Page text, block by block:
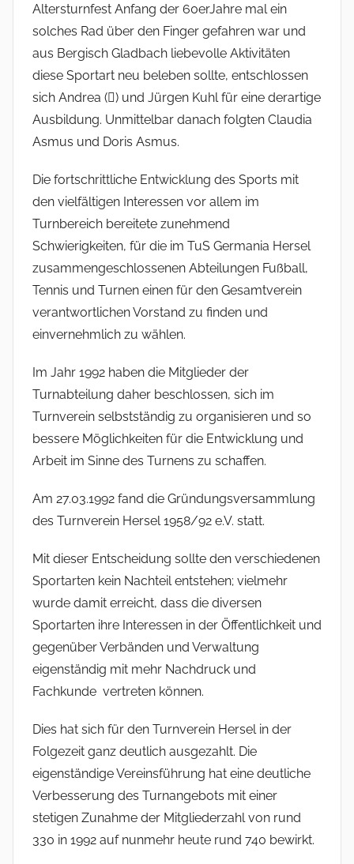
Altersturnfest Anfang der 60erJahre mal ein
solches Rad über den Finger gefahren war und
aus Bergisch Gladbach liebevolle Aktivitäten
diese Sportart neu beleben sollte, entschlossen
sich Andrea () und Jürgen Kuhl für eine derartige
Ausbil­dung. Unmittelbar danach folgten Claudia
Asmus und Doris Asmus.
Die fortschrittliche Entwicklung des Sports mit
den vielfältigen Interessen vor allem im
Turnbereich bereitete zunehmend
Schwierigkeiten, für die im TuS Germania Hersel
zusammengeschlossenen Abteilungen Fußball,
Tennis und Turnen einen für den Gesamtverein
verantwortlichen Vorstand zu finden und
einvernehmlich zu wählen.
Im Jahr 1992 haben die Mitglieder der
Turnabteilung daher beschlossen, sich im
Turnverein selbstständig zu organisieren und so
bessere Möglichkeiten für die Entwicklung und
Arbeit im Sinne des Turnens zu schaffen.
Am 27.03.1992 fand die Gründungsversammlung
des Turnverein Hersel 1958/92 e.V. statt.
Mit dieser Entscheidung sollte den verschiedenen
Sportarten kein Nachteil entstehen; vielmehr
wurde damit erreicht, dass die diversen
Sportarten ihre Interessen in der Öffentlichkeit und
gegenüber Verbänden und Verwaltung
eigenständig mit mehr Nachdruck und
Fachkunde vertreten können.
Dies hat sich für den Turnverein Hersel in der
Folgezeit ganz deutlich ausgezahlt. Die
eigenständige Vereinsführung hat eine deutliche
Verbesserung des Turnangebots mit einer
stetigen Zunahme der Mitgliederzahl von rund
330 in 1992 auf nunmehr heute rund 740 bewirkt.